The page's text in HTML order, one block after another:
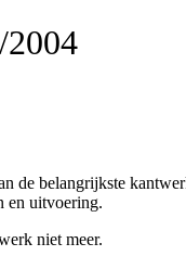
de belangrijkste
en uitvoering.
niet meer.